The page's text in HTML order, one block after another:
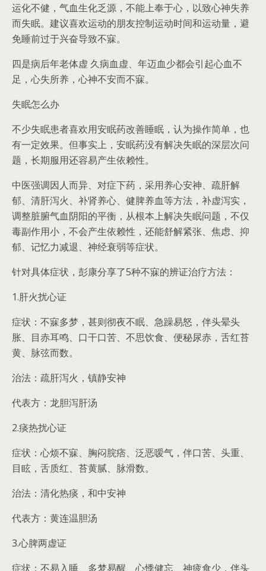
运化不健，气血生化乏源，不能上奉于心，以致心神失养
而失眠。建议喜欢运动的朋友控制运动时间和运动量，避
免睡前过于兴奋导致不寐。
四是病后年老体虚 久病血虚、年迈血少都会引起心血不
足，心失所养，心神不安而不寐。
失眠怎么办
不少失眠患者喜欢用安眠药改善睡眠，认为操作简单，也
有一定效果。但事实上，安眠药没有解决失眠的深层次问
题，长期服用还容易产生依赖性。
中医强调因人而异、对症下药，采用养心安神、疏肝解
郁、清肝泻火、补肾养心、健脾养血等方法，补虚泻实，
调整脏腑气血阴阳的平衡，从根本上解决失眠问题，不仅
毒副作用小，不会产生依赖性，还能舒解紧张、焦虑、抑
郁、记忆力减退、神经衰弱等症状。
针对具体症状，彭康分享了5种不寐的辨证治疗方法：
1.肝火扰心证
症状：不寐多梦，甚则彻夜不眠、急躁易怒，伴头晕头
胀、目赤耳鸣、口干口苦、不思饮食、便秘尿赤，舌红苔
黄、脉弦而数。
治法：疏肝泻火，镇静安神
代表方：龙胆泻肝汤
2.痰热扰心证
症状：心烦不寐、胸闷脘痞、泛恶嗳气，伴口苦、头重、
目眩，舌质红、苔黄腻、脉滑数。
治法：清化热痰，和中安神
代表方：黄连温胆汤
3.心脾两虚证
症状：不易入睡、多梦易醒、心悸健忘、神疲食少，伴头